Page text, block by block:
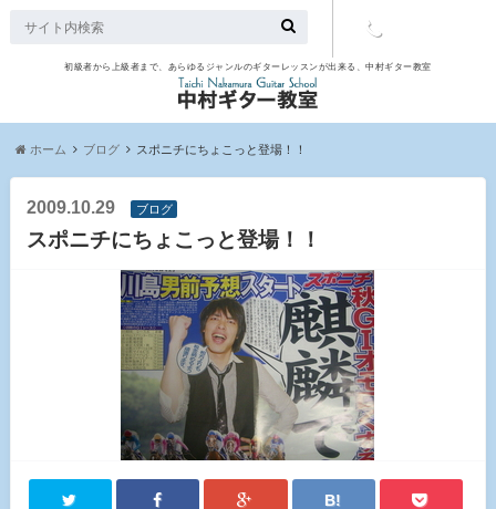
初級者から上級者まで、あらゆるジャンルのギターレッスンが出来る、中村ギター教室
ホーム ブログ スポニチにちょこっと登場！！
2009.10.29 ブログ
スポニチにちょこっと登場！！